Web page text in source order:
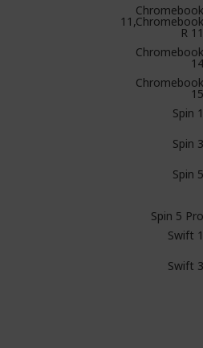
Chromebook
11,Chromebook
R 11
Chromebook
14
Chromebook
15
Spin 1
Spin 3
Spin 5
Spin 5 Pro
Swift 1
Swift 3